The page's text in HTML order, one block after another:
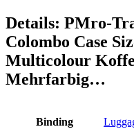
Details: PMro-
Colombo Case
Multicolour
Mehrfarbig…
Binding